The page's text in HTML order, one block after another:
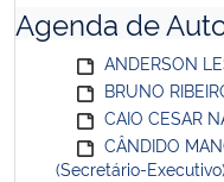
Agenda de
ANDERSON
BRUNO
CAIO CESAR
CÂNDIDO
(Secretário-